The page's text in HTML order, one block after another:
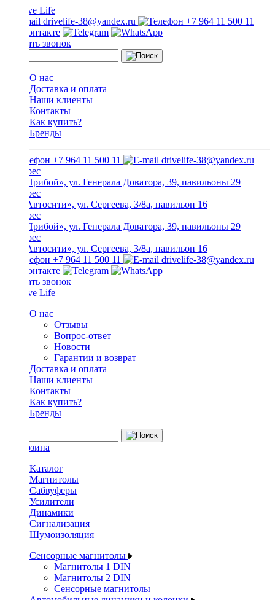
drivelife-38@yandex.ru +7 964 11 500 11
Заказать звонок
О нас
Доставка и оплата
Наши клиенты
Контакты
Как купить?
Бренды
+7 964 11 500 11 drivelife-38@yandex.ru
ТЦ «Прибой», ул. Генерала Доватора, 39, павильоны 29
ТЦ «Автосити», ул. Сергеева, 3/8а, павильон 16
ТЦ «Прибой», ул. Генерала Доватора, 39, павильоны 29
ТЦ «Автосити», ул. Сергеева, 3/8а, павильон 16
+7 964 11 500 11
drivelife-38@yandex.ru
Заказать звонок
О нас
Отзывы
Вопрос-ответ
Новости
Гарантии и возврат
Доставка и оплата
Наши клиенты
Контакты
Как купить?
Бренды
Каталог
Магнитолы
Сабвуферы
Усилители
Динамики
Сигнализация
Шумоизоляция
Сенсорные магнитолы
Магнитолы 1 DIN
Магнитолы 2 DIN
Сенсорные магнитолы